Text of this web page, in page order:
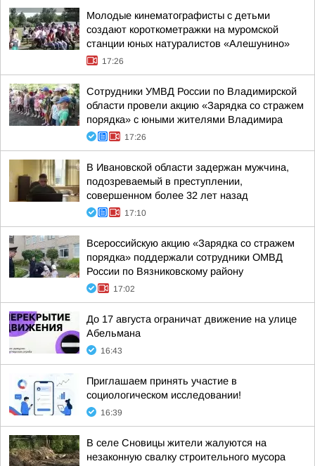
Молодые кинематографисты с детьми
создают короткометражки на муромской
станции юных натуралистов «Алешунино»
17:26
Сотрудники УМВД России по Владимирской
области провели акцию «Зарядка со стражем
порядка» с юными жителями Владимира
17:26
В Ивановской области задержан мужчина,
подозреваемый в преступлении,
совершенном более 32 лет назад
17:10
Всероссийскую акцию «Зарядка со стражем
порядка» поддержали сотрудники ОМВД
России по Вязниковскому району
17:02
До 17 августа ограничат движение на улице
Абельмана
16:43
Приглашаем принять участие в
социологическом исследовании!
16:39
В селе Сновицы жители жалуются на
незаконную свалку строительного мусора